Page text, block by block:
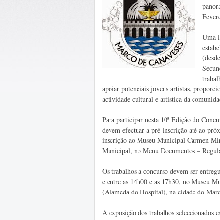
Uma
apoiar potenciais jovens artistas,
actividade cultural e artística da
Para participar nesta 10ª Edição do
devem efectuar a pré-inscrição até ao
inscrição ao Museu Municipal Carmen
Municipal, no Menu Documentos –
Os trabalhos a concurso devem ser
e entre as 14h00 e as 17h30, no Museu
(Alameda do Hospital), na cidade do
A exposição dos trabalhos seleccionados